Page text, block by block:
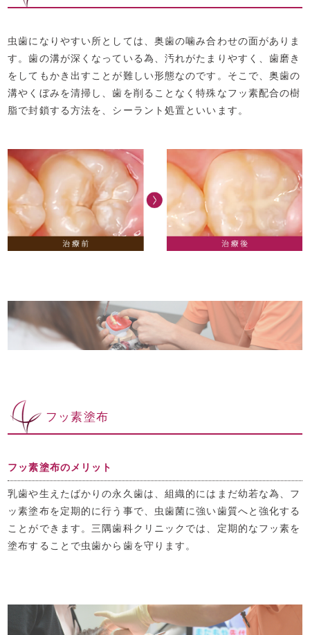
虫歯になりやすい所としては、奥歯の噛み合わせの面がありま
す。歯の溝が深くなっている為、汚れがたまりやすく、歯磨き
をしてもかき出すことが難しい形態なのです。そこで、奥歯の
溝やくぼみを清掃し、歯を削ることなく特殊なフッ素配合の樹
脂で封鎖する方法を、シーラント処置といいます。
フッ素塗布
フッ素塗布のメリット
乳歯や生えたばかりの永久歯は、組織的にはまだ幼若な為、フ
ッ素塗布を定期的に行う事で、虫歯菌に強い歯質へと強化する
ことができます。三隅歯科クリニックでは、定期的なフッ素を
塗布することで虫歯から歯を守ります。